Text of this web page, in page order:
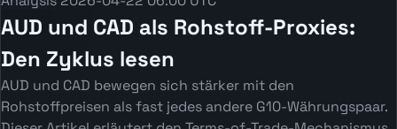
AUD und CAD als Rohstoff-Proxies:
Den Zyklus lesen
AUD und CAD bewegen sich stärker mit den
Rohstoffpreisen als fast jedes andere G10-Währungspaar.